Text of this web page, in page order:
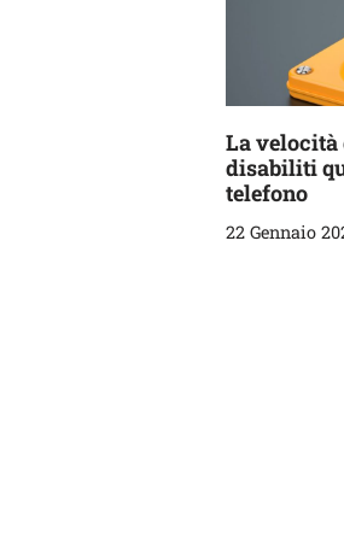
La velocità
disabiliti
telefono
22 Gennaio